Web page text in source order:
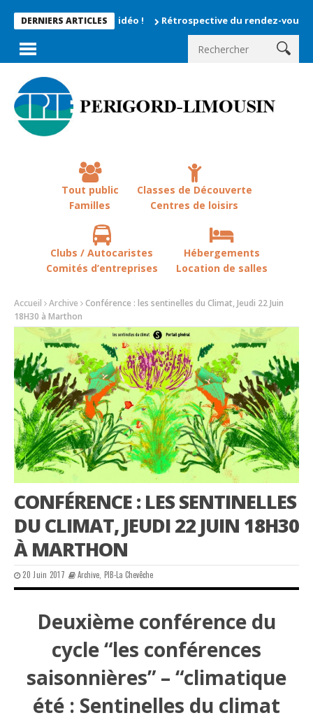
DERNIERS ARTICLES Rétrospective du rendez-vous la
Tout public
Familles
Classes de Découverte
Centres de loisirs
Clubs / Autocaristes
Comités d’entreprises
Hébergements
Location de salles
Accueil Archive
Conférence : les sentinelles du Climat, Jeudi 22 Juin
18H30 à Marthon
CONFÉRENCE : LES SENTINELLES
DU CLIMAT, JEUDI 22 JUIN 18H30
À MARTHON
20 Juin 2017 Archive PIB-La Chevêche
Deuxième conférence du
cycle “les conférences
saisonnières” – “climatique
été : Sentinelles du climat